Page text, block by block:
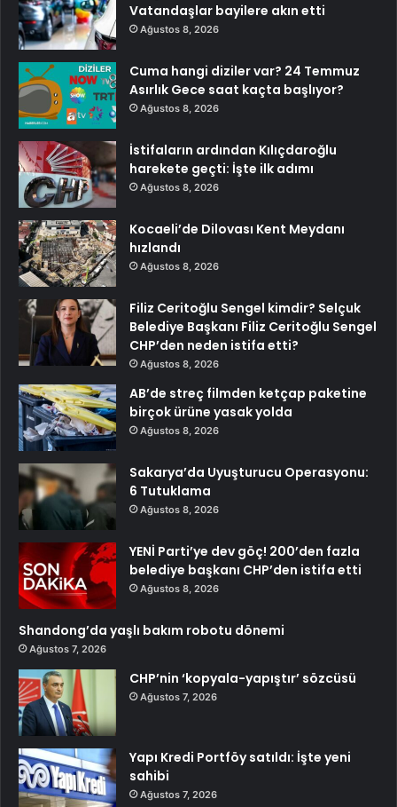
Vatandaşlar bayilere akın etti
Ağustos 8, 2026
Cuma hangi diziler var? 24 Temmuz
Asırlık Gece saat kaçta başlıyor?
Ağustos 8, 2026
İstifaların ardından Kılıçdaroğlu
harekete geçti: İşte ilk adımı
Ağustos 8, 2026
Kocaeli’de Dilovası Kent Meydanı
hızlandı
Ağustos 8, 2026
Filiz Ceritoğlu Sengel kimdir? Selçuk
Belediye Başkanı Filiz Ceritoğlu Sengel
CHP’den neden istifa etti?
Ağustos 8, 2026
AB’de streç filmden ketçap paketine
birçok ürüne yasak yolda
Ağustos 8, 2026
Sakarya’da Uyuşturucu Operasyonu:
6 Tutuklama
Ağustos 8, 2026
YENİ Parti’ye dev göç! 200’den fazla
belediye başkanı CHP’den istifa etti
Ağustos 8, 2026
Shandong’da yaşlı bakım robotu dönemi
Ağustos 7, 2026
CHP’nin ‘kopyala-yapıştır’ sözcüsü
Ağustos 7, 2026
Yapı Kredi Portföy satıldı: İşte yeni
sahibi
Ağustos 7, 2026